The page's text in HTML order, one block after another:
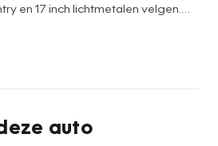
en 17 inch lichtmetalen velgen.
het herkenbare MINI-
en gebruiksgemak. Dankzij de
praktisch is.
auto